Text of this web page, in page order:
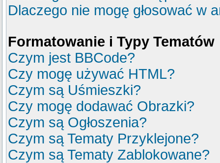
Dlaczego nie mogę głosować w
Formatowanie i Typy Tematów
Czym jest BBCode?
Czy mogę używać HTML?
Czym są Uśmieszki?
Czy mogę dodawać Obrazki?
Czym są Ogłoszenia?
Czym są Tematy Przyklejone?
Czym są Tematy Zablokowane?